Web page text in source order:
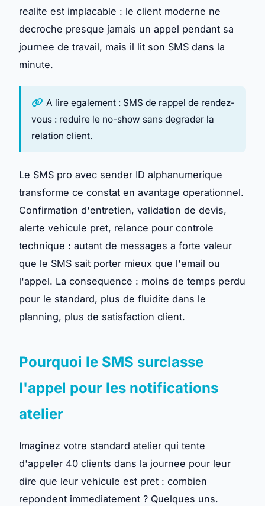
realite est implacable : le client moderne ne
decroche presque jamais un appel pendant sa
journee de travail, mais il lit son SMS dans la
minute.
A lire egalement : SMS de rappel de rendez-
vous : reduire le no-show sans degrader la
relation client.
Le SMS pro avec sender ID alphanumerique
transforme ce constat en avantage operationnel.
Confirmation d'entretien, validation de devis,
alerte vehicule pret, relance pour controle
technique : autant de messages a forte valeur
que le SMS sait porter mieux que l'email ou
l'appel. La consequence : moins de temps perdu
pour le standard, plus de fluidite dans le
planning, plus de satisfaction client.
Pourquoi le SMS surclasse
l'appel pour les notifications
atelier
Imaginez votre standard atelier qui tente
d'appeler 40 clients dans la journee pour leur
dire que leur vehicule est pret : combien
repondent immediatement ? Quelques uns.